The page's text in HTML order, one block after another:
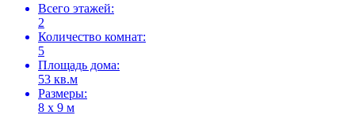
Всего этажей:
2
Количество комнат:
5
Площадь дома:
53 кв.м
Размеры:
8 х 9 м